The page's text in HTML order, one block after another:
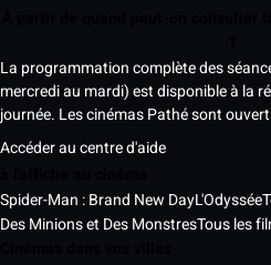
La programmation complète des
mercredi au mardi) est disponible à la
journée. Les cinémas Pathé sont
Accéder au centre d'aide
Spider-Man : Brand New DayL'Odyssée
Des Minions et Des MonstresTous les